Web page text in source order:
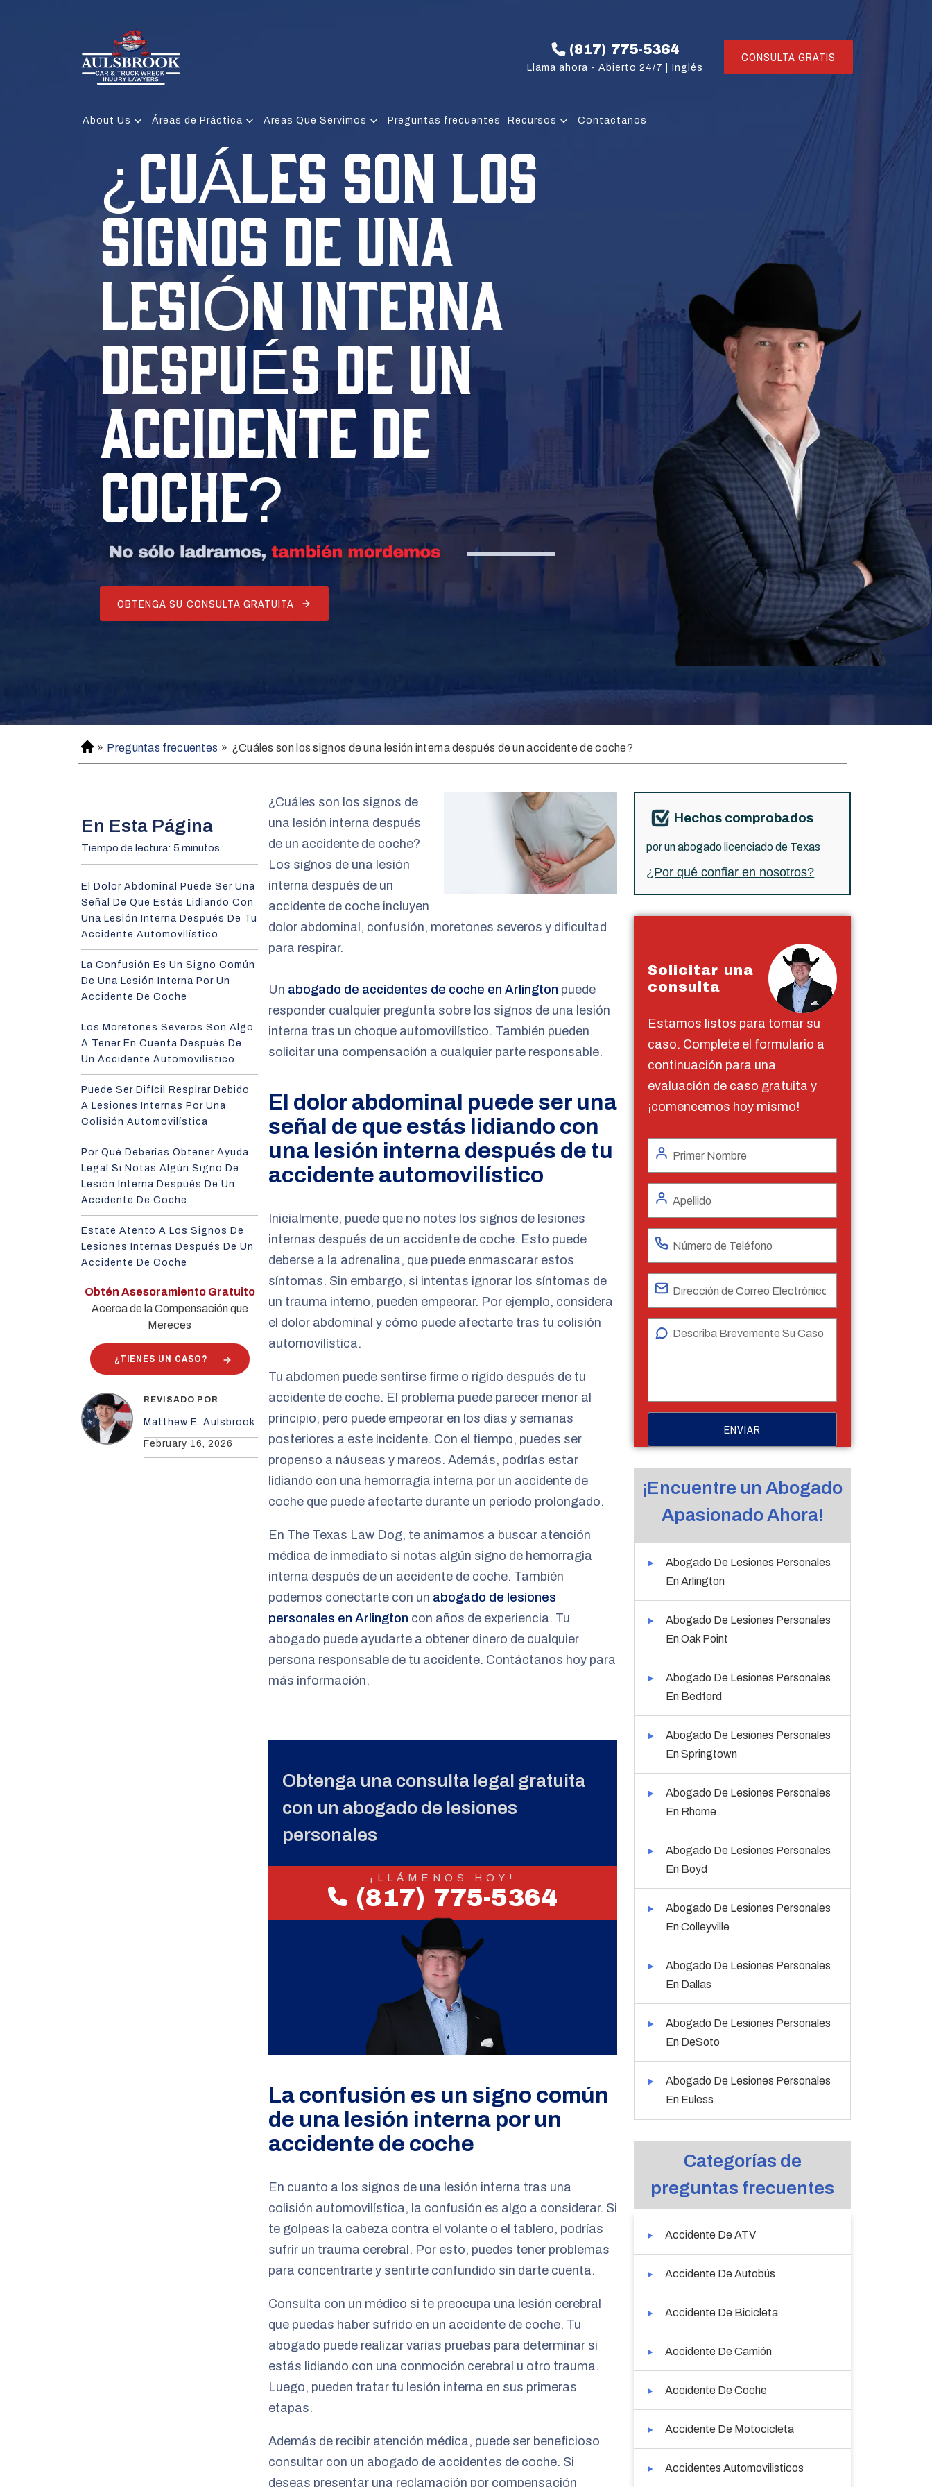
(817) 775-5364
Llama ahora - Abierto 24/7 | Inglés
CONSULTA GRATIS
About Us Áreas de Práctica Areas Que Servimos Preguntas frecuentes Recursos Contactanos
¿CUÁLES SON LOS
SIGNOS DE UNA
LESIÓN INTERNA
DESPUÉS DE UN
ACCIDENTE DE
COCHE?
OBTENGA SU CONSULTA GRATUITA
H
o
» Preguntas frecuentes » ¿Cuáles son los signos de una lesión interna después de un accidente de coche?
En Esta Página
Tiempo de lectura: 5 minutos
El Dolor Abdominal Puede Ser Una
Señal De Que Estás Lidiando Con
Una Lesión Interna Después De Tu
Accidente Automovilístico
La Confusión Es Un Signo Común
De Una Lesión Interna Por Un
Accidente De Coche
Los Moretones Severos Son Algo
A Tener En Cuenta Después De
Un Accidente Automovilístico
Puede Ser Difícil Respirar Debido
A Lesiones Internas Por Una
Colisión Automovilística
Por Qué Deberías Obtener Ayuda
Legal Si Notas Algún Signo De
Lesión Interna Después De Un
Accidente De Coche
Estate Atento A Los Signos De
Lesiones Internas Después De Un
Accidente De Coche
Obtén Asesoramiento Gratuito
Acerca de la Compensación que
Mereces
¿TIENES UN CASO?
REVISADO POR
Matthew E. Aulsbrook
February 16, 2026
¿Cuáles son los signos de
una lesión interna después
de un accidente de coche?
Los signos de una lesión
interna después de un
accidente de coche incluyen
dolor abdominal, confusión, moretones severos y dificultad
para respirar.
Un abogado de accidentes de coche en Arlington puede
responder cualquier pregunta sobre los signos de una lesión
interna tras un choque automovilístico. También pueden
solicitar una compensación a cualquier parte responsable.
El dolor abdominal puede ser una
señal de que estás lidiando con
una lesión interna después de tu
accidente automovilístico
Inicialmente, puede que no notes los signos de lesiones
internas después de un accidente de coche. Esto puede
deberse a la adrenalina, que puede enmascarar estos
síntomas. Sin embargo, si intentas ignorar los síntomas de
un trauma interno, pueden empeorar. Por ejemplo, considera
el dolor abdominal y cómo puede afectarte tras tu colisión
automovilística.
Tu abdomen puede sentirse firme o rígido después de tu
accidente de coche. El problema puede parecer menor al
principio, pero puede empeorar en los días y semanas
posteriores a este incidente. Con el tiempo, puedes ser
propenso a náuseas y mareos. Además, podrías estar
lidiando con una hemorragia interna por un accidente de
coche que puede afectarte durante un período prolongado.
En The Texas Law Dog, te animamos a buscar atención
médica de inmediato si notas algún signo de hemorragia
interna después de un accidente de coche. También
podemos conectarte con un abogado de lesiones
personales en Arlington con años de experiencia. Tu
abogado puede ayudarte a obtener dinero de cualquier
persona responsable de tu accidente. Contáctanos hoy para
más información.
Obtenga una consulta legal gratuita
con un abogado de lesiones
personales
¡LLÁMENOS HOY!
(817) 775-5364
La confusión es un signo común
de una lesión interna por un
accidente de coche
En cuanto a los signos de una lesión interna tras una
colisión automovilística, la confusión es algo a considerar. Si
te golpeas la cabeza contra el volante o el tablero, podrías
sufrir un trauma cerebral. Por esto, puedes tener problemas
para concentrarte y sentirte confundido sin darte cuenta.
Consulta con un médico si te preocupa una lesión cerebral
que puedas haber sufrido en un accidente de coche. Tu
abogado puede realizar varias pruebas para determinar si
estás lidiando con una conmoción cerebral u otro trauma.
Luego, pueden tratar tu lesión interna en sus primeras
etapas.
Además de recibir atención médica, puede ser beneficioso
consultar con un abogado de accidentes de coche. Si
deseas presentar una reclamación por compensación
Hechos comprobados
por un abogado licenciado de Texas
¿Por qué confiar en nosotros?
Solicitar una
consulta
Estamos listos para tomar su
caso. Complete el formulario a
continuación para una
evaluación de caso gratuita y
¡comencemos hoy mismo!
¡Encuentre un Abogado
Apasionado Ahora!
Abogado De Lesiones Personales
En Arlington
Abogado De Lesiones Personales
En Oak Point
Abogado De Lesiones Personales
En Bedford
Abogado De Lesiones Personales
En Springtown
Abogado De Lesiones Personales
En Rhome
Abogado De Lesiones Personales
En Boyd
Abogado De Lesiones Personales
En Colleyville
Abogado De Lesiones Personales
En Dallas
Abogado De Lesiones Personales
En DeSoto
Abogado De Lesiones Personales
En Euless
Categorías de
preguntas frecuentes
Accidente De ATV
Accidente De Autobús
Accidente De Bicicleta
Accidente De Camión
Accidente De Coche
Accidente De Motocicleta
Accidentes Automovilisticos